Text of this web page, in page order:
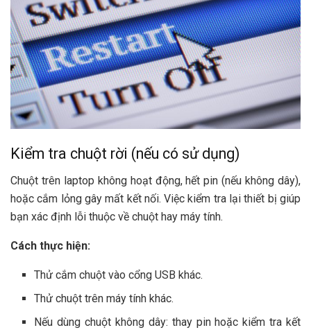
Kiểm tra chuột rời (nếu có sử dụng)
Chuột trên laptop không hoạt động, hết pin (nếu không dây),
hoặc cắm lỏng gây mất kết nối. Việc kiểm tra lại thiết bị giúp
bạn xác định lỗi thuộc về chuột hay máy tính.
Cách thực hiện:
Thử cắm chuột vào cổng USB khác.
Thử chuột trên máy tính khác.
Nếu dùng chuột không dây: thay pin hoặc kiểm tra kết